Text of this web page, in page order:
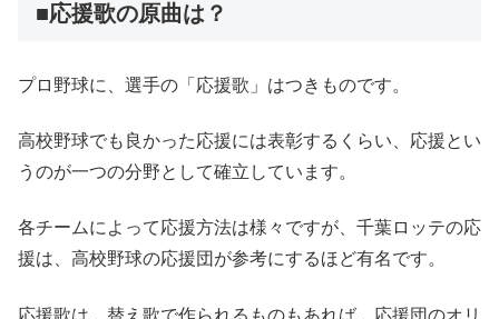
■応援歌の原曲は？
プロ野球に、選手の「応援歌」はつきものです。
高校野球でも良かった応援には表彰するくらい、応援とい
うのが一つの分野として確立しています。
各チームによって応援方法は様々ですが、千葉ロッテの応
援は、高校野球の応援団が参考にするほど有名です。
応援歌は、替え歌で作られるものもあれば、応援団のオリ